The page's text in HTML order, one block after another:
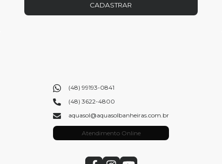
CADASTRAR
(48) 99193-0841
(48) 3622-4800
aquasol@aquasolbanheiras.com.br
Atendimento Online